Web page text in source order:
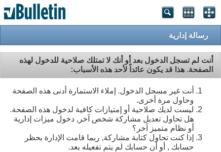
رسالة إدارية
أنت لم تسجل الدخول بعد أو أنك لا تمتلك صلاحية للدخول لهذه
الصفحة. هذا قد يكون عائداً لأحد هذه الأسباب:
أنت غير مسجل الدخول. إملاء الاستمارة أدنى هذه الصفحة
وحاول مرة أخرى.
ليست لديك صلاحية أو إمتيازات كافية لدخول هذه الصفحة.
هل تحاول تعديل مشاركة شخص آخر, دخول ميزات إدارية
أو نظام متميز آخر؟
إذا كنت تحاول كتابة مشاركة, ربما قامت الإدارة بحظر
حسابك , أو أن حسابك لم يتم تفعيله بعد.